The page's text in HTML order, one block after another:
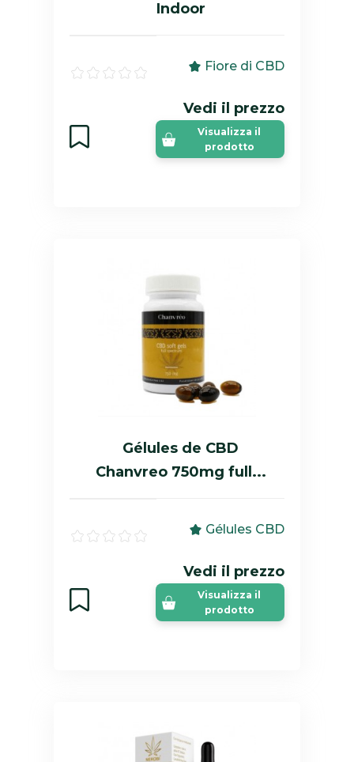
Indoor
Fiore di CBD
Vedi il prezzo
Visualizza il
prodotto
Gélules de CBD
Chanvreo 750mg full...
Gélules CBD
Vedi il prezzo
Visualizza il
prodotto